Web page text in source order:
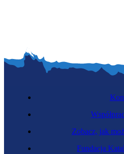
Optometrysta
Zobacz, jak
Fundacja